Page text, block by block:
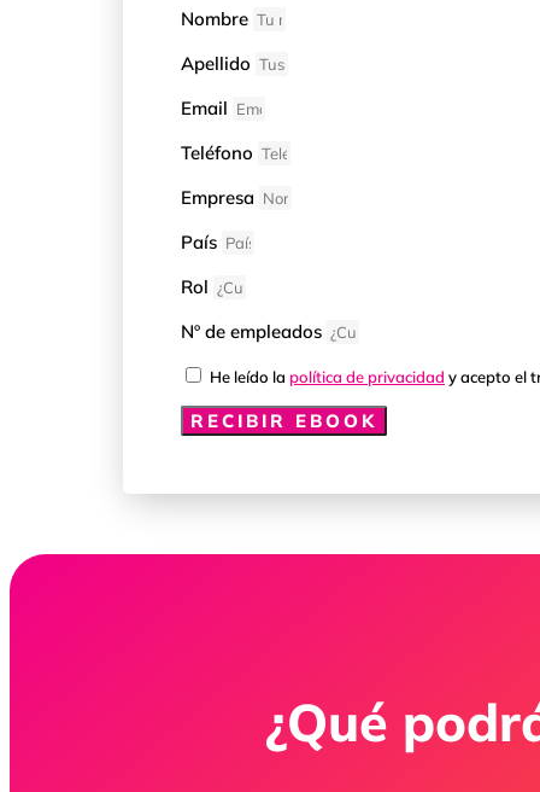
Nombre
Apellido
Email
Teléfono
Empresa
País
Rol
Nº de empleados
He leído la política de privacidad y acepto el
RECIBIR EBOOK
¿Qué